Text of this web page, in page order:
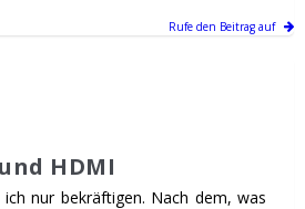
Rufe den Beitrag auf
HDMI
nur bekräftigen. Nach dem, was